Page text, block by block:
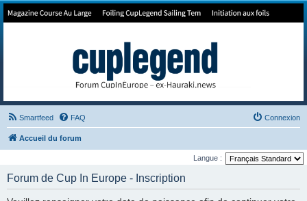
Forum de Cup In Europe
Smartfeed FAQ Connexion
Accueil du forum
Langue :
Forum de Cup In Europe - Inscription